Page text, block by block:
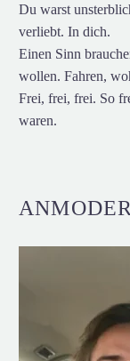
Du warst
verliebt. In dich.
Einen Sinn
wollen. Fahren,
Frei, frei, frei. So
waren.